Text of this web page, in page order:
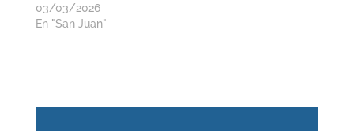
03/03/2026
En "San Juan"